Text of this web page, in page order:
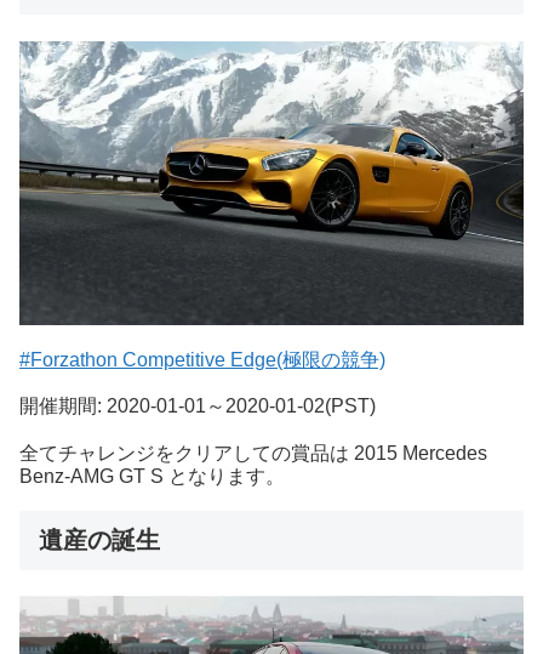
#Forzathon Competitive Edge(極限の競争)
開催期間: 2020-01-01～2020-01-02(PST)
全てチャレンジをクリアしての賞品は 2015 Mercedes
Benz-AMG GT S となります。
遺産の誕生